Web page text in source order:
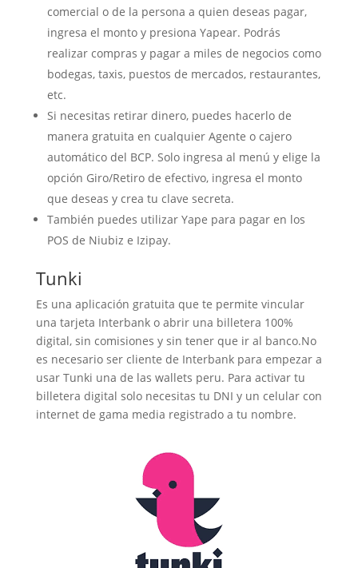
comercial o de la persona a quien deseas pagar,
ingresa el monto y presiona Yapear. Podrás
realizar compras y pagar a miles de negocios como
bodegas, taxis, puestos de mercados, restaurantes,
etc.
Si necesitas retirar dinero, puedes hacerlo de
manera gratuita en cualquier Agente o cajero
automático del BCP. Solo ingresa al menú y elige la
opción Giro/Retiro de efectivo, ingresa el monto
que deseas y crea tu clave secreta.
También puedes utilizar Yape para pagar en los
POS de Niubiz e Izipay.
Tunki
Es una aplicación gratuita que te permite vincular
una tarjeta Interbank o abrir una billetera 100%
digital, sin comisiones y sin tener que ir al banco.No
es necesario ser cliente de Interbank para empezar a
usar Tunki una de las wallets peru. Para activar tu
billetera digital solo necesitas tu DNI y un celular con
internet de gama media registrado a tu nombre.